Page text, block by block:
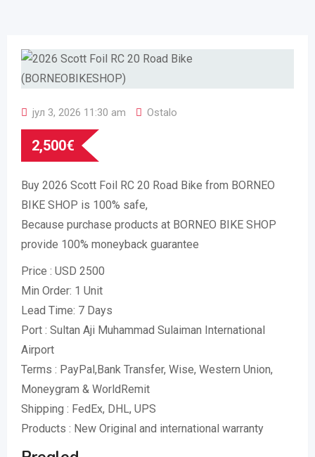
јул 3, 2026 11:30 am Ostalo
2,500€
Buy 2026 Scott Foil RC 20 Road Bike from BORNEO
BIKE SHOP is 100% safe,
Because purchase products at BORNEO BIKE SHOP
provide 100% moneyback guarantee
Price : USD 2500
Min Order: 1 Unit
Lead Time: 7 Days
Port : Sultan Aji Muhammad Sulaiman International
Airport
Terms : PayPal,Bank Transfer, Wise, Western Union,
Moneygram & WorldRemit
Shipping : FedEx, DHL, UPS
Products : New Original and international warranty